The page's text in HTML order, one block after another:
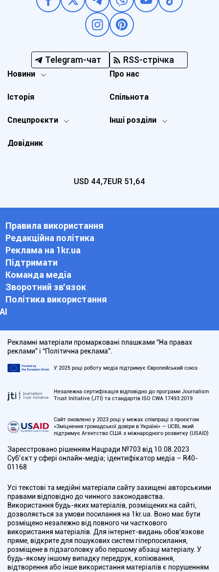
Telegram-чат RSS-стрічка
Новини
Спецпроєкти Інші розділи
Історія
Про нас
Довідник
Спільнота
USD 44,7EUR 51,64
Правила використання
Редакційна політика
Реклама на 1kr.ua
Підтримати
Команда медіа
Зворотний зв'язок
Політика використання
АІ
Рекламні матеріали промарковані плашками “На правах
реклами” і “Політична реклама”.
У 2025 році роботу медіа підтримує Європейський союз
Незалежна сертифікація відповідно до програми Journalism
Trust Initiative (JTI) та стандартів ISO CWA 17493:2019
Сайт оновлено у 2023 році у межах співпраці з проєктом
«Зміцнення громадської довіри в Україні» — UCBI, який
підтримує Агентство США з міжнародного розвитку (USAID)
Зареєстровано рішенням Нацради №703 від 10.08.2023
Cуб’єкт у сфері онлайн-медіа; ідентифікатор медіа – R40-
01168
Усі текстові та медійні матеріали сайту захищені авторськими
правами відповідно до чинного законодавства.
Використання будь-яких матеріалів, розміщених на сайті,
дозволяється за умови посилання на 1kr.ua. Воно має бути
розміщено незалежно від повного чи часткового
використання матеріалів. Для інтернет-видань обов'язкове
пряме, відкрите для пошукових систем гіперпосилання,
розміщене в підзаголовку або першому абзаці матеріалу. У
будь-якому іншому випадку передрук, копіювання,
відтворення або інше використання матеріалів є порушенням